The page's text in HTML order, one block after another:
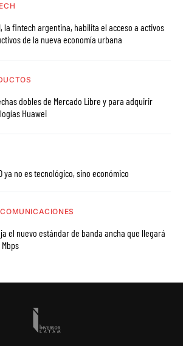
argentina, habilita el acceso a activos
de la nueva economía urbana
dobles de Mercado Libre y para adquirir
Huawei
ya no es tecnológico, sino económico
el nuevo estándar de banda ancha que llegará